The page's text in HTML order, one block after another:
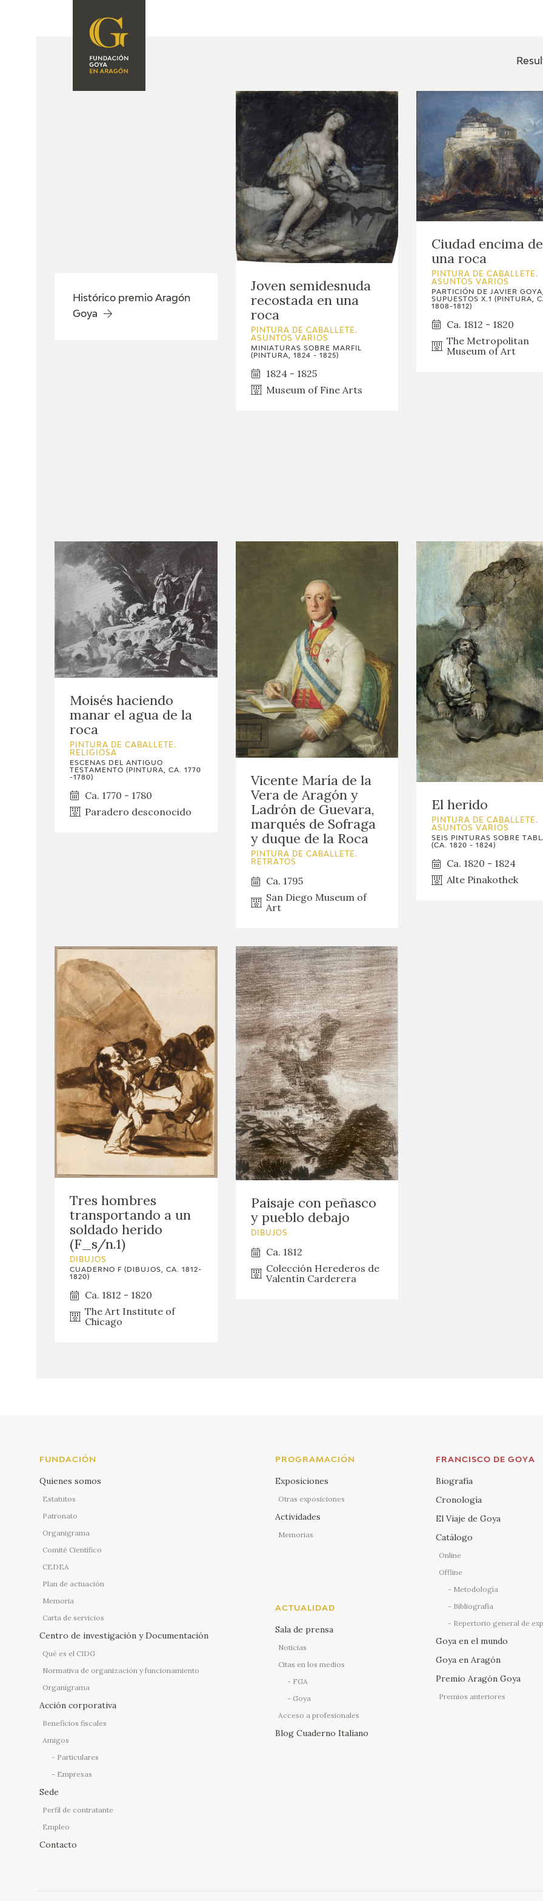
FUNDACIÓN
PRENSA
BLOG CUADERNO
CATÁLOGO
GOYA EN EL MUNDO
GOYA EN ARAGÓN
EDICIONES
Histórico premio Aragón
Goya
Joven semidesnuda
recostada en una
roca
PINTURA DE CABALLETE.
ASUNTOS VARIOS
MINIATURAS SOBRE MARFIL
(PINTURA, 1824 - 1825)
1824 - 1825
Museum of Fine Arts
Ciudad encima de
una roca
PINTURA DE CABALLETE.
ASUNTOS VARIOS
PARTICIÓN DE JAVIER GOYA,
SUPUESTOS X.1 (PINTURA,
1808-1812)
Ca. 1812 - 1820
The Metropolitan
Museum of Art
Moisés haciendo
manar el agua de la
roca
PINTURA DE CABALLETE.
RELIGIOSA
ESCENAS DEL ANTIGUO
TESTAMENTO (PINTURA, CA. 1770
-1780)
Ca. 1770 - 1780
Paradero desconocido
Vicente María de la
Vera de Aragón y
Ladrón de Guevara,
marqués de Sofraga
y duque de la Roca
PINTURA DE CABALLETE.
RETRATOS
Ca. 1795
San Diego Museum of
Art
El herido
PINTURA DE CABALLETE.
ASUNTOS VARIOS
SEIS PINTURAS SOBRE
(CA. 1820 - 1824)
Ca. 1820 - 1824
Alte Pinakothek
Tres hombres
transportando a un
soldado herido
(F_s/n.1)
DIBUJOS
CUADERNO F (DIBUJOS, CA. 1812-
1820)
Ca. 1812 - 1820
The Art Institute of
Chicago
Paisaje con peñasco
y pueblo debajo
DIBUJOS
Ca. 1812
Colección Herederos de
Valentín Carderera
FUNDACIÓN
Quienes somos
Estatutos
Patronato
Organigrama
Comité Científico
CEDEA
Plan de actuación
Memoria
Carta de servicios
Centro de investigación y Documentación
Qué es el CIDG
Normativa de organización y funcionamiento
Organigrama
Acción corporativa
Beneficios fiscales
Amigos
Particulares
Empresas
Sede
Perfil de contratante
Empleo
Contacto
PROGRAMACIÓN
Exposiciones
Otras exposiciones
Actividades
Memorias
ACTUALIDAD
Sala de prensa
Noticias
Citas en los medios
FGA
Goya
Acceso a profesionales
Blog Cuaderno Italiano
FRANCISCO DE GOYA
Biografía
Cronología
El Viaje de Goya
Catálogo
Online
Offline
Metodología
Bibliografía
Repertorio general de
Goya en el mundo
Goya en Aragón
Premio Aragón Goya
Premios anteriores